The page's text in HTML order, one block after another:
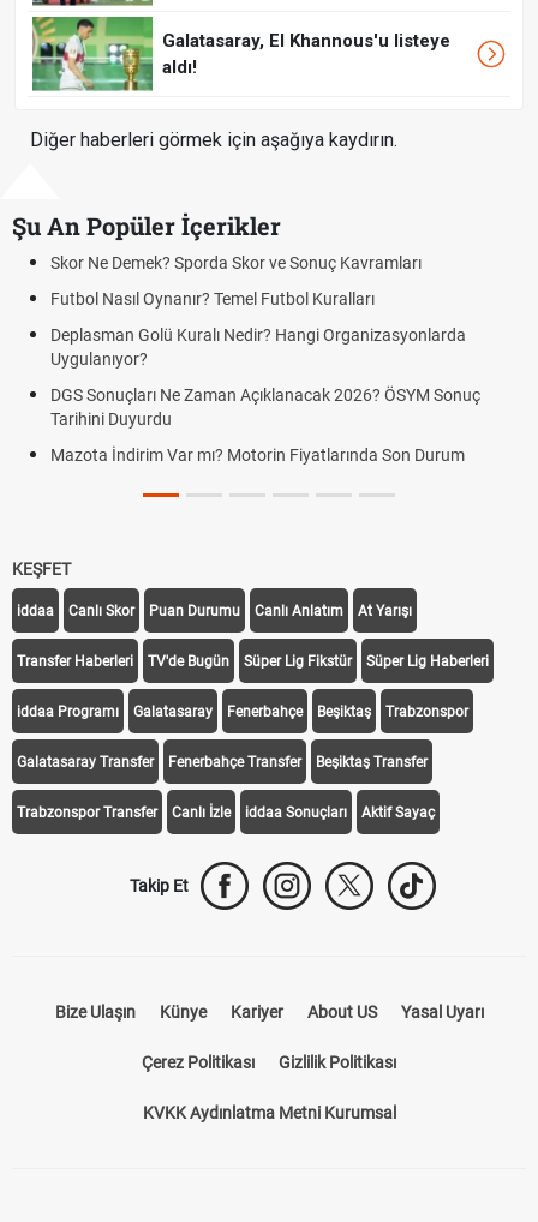
Galatasaray, El Khannous'u listeye
aldı!
Diğer haberleri görmek için aşağıya kaydırın.
Şu An Popüler İçerikler
Ne Demek? Sporda Skor ve Sonuç Kavramları
Nasıl Oynanır? Temel Futbol Kuralları
Golü Kuralı Nedir? Hangi Organizasyonlarda
Sonuçları Ne Zaman Açıklanacak 2026? ÖSYM Sonuç
Duyurdu
İndirim Var mı? Motorin Fiyatlarında Son Durum
KEŞFET
iddaa Canlı Skor Puan Durumu Canlı Anlatım At Yarışı
Transfer Haberleri TV'de Bugün Süper Lig Fikstür Süper Lig Haberleri
iddaa Programı Galatasaray Fenerbahçe Beşiktaş Trabzonspor
Galatasaray Transfer Fenerbahçe Transfer Beşiktaş Transfer
Canlı İzle iddaa Sonuçları Aktif Sayaç
Künye Kariyer About US
Çerez Politikası Gizlilik Politikası